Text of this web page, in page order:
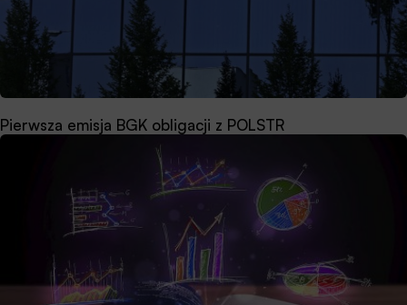
Pierwsza emisja BGK obligacji z POLSTR